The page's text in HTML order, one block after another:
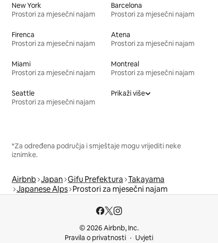
New York
Prostori za mjesečni najam
Barcelona
Prostori za mjesečni najam
Firenca
Prostori za mjesečni najam
Atena
Prostori za mjesečni najam
Miami
Prostori za mjesečni najam
Montreal
Prostori za mjesečni najam
Seattle
Prostori za mjesečni najam
Prikaži više
*Za određena područja i smještaje mogu vrijediti neke
iznimke.
Airbnb Japan Gifu Prefektura Takayama
Japanese Alps Prostori za mjesečni najam
© 2026 Airbnb, Inc.
Pravila o privatnosti
Uvjeti